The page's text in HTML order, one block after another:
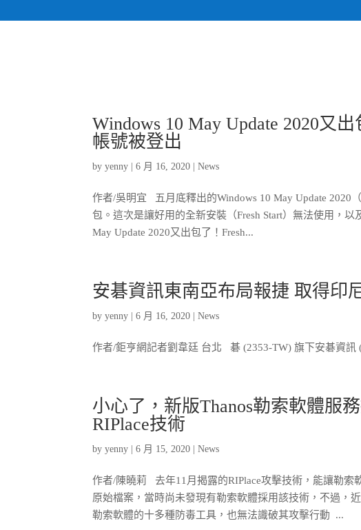
Windows 10 May Update 2020又
帳號被登出
byyenny |6 月 16, 2020 |News
作者/吳明宜 五月底釋出的Windows 10 May Update 2020
包。這次是讓好用的全新安裝（Fresh Start）無法使用，
May Update 2020又出包了！Fresh...
安碁資訊東南亞布局報捷 取得印
byyenny |6 月 16, 2020 |News
作者/鉅亨網記者劉韋廷 台北 碁 (2353-TW) 旗下安碁資
小心了，新版Thanos勒索軟體服
RIPlace技術
byyenny |6 月 15, 2020 |News
作者/陳曉莉 去年11月揭露的RIPlace攻擊技術，能讓勒索
原始檔案，當時尚未發現有勒索軟體採用該技術，不過，
勒索軟體的十多種防毒工具，也無法識破其攻擊行動 ...